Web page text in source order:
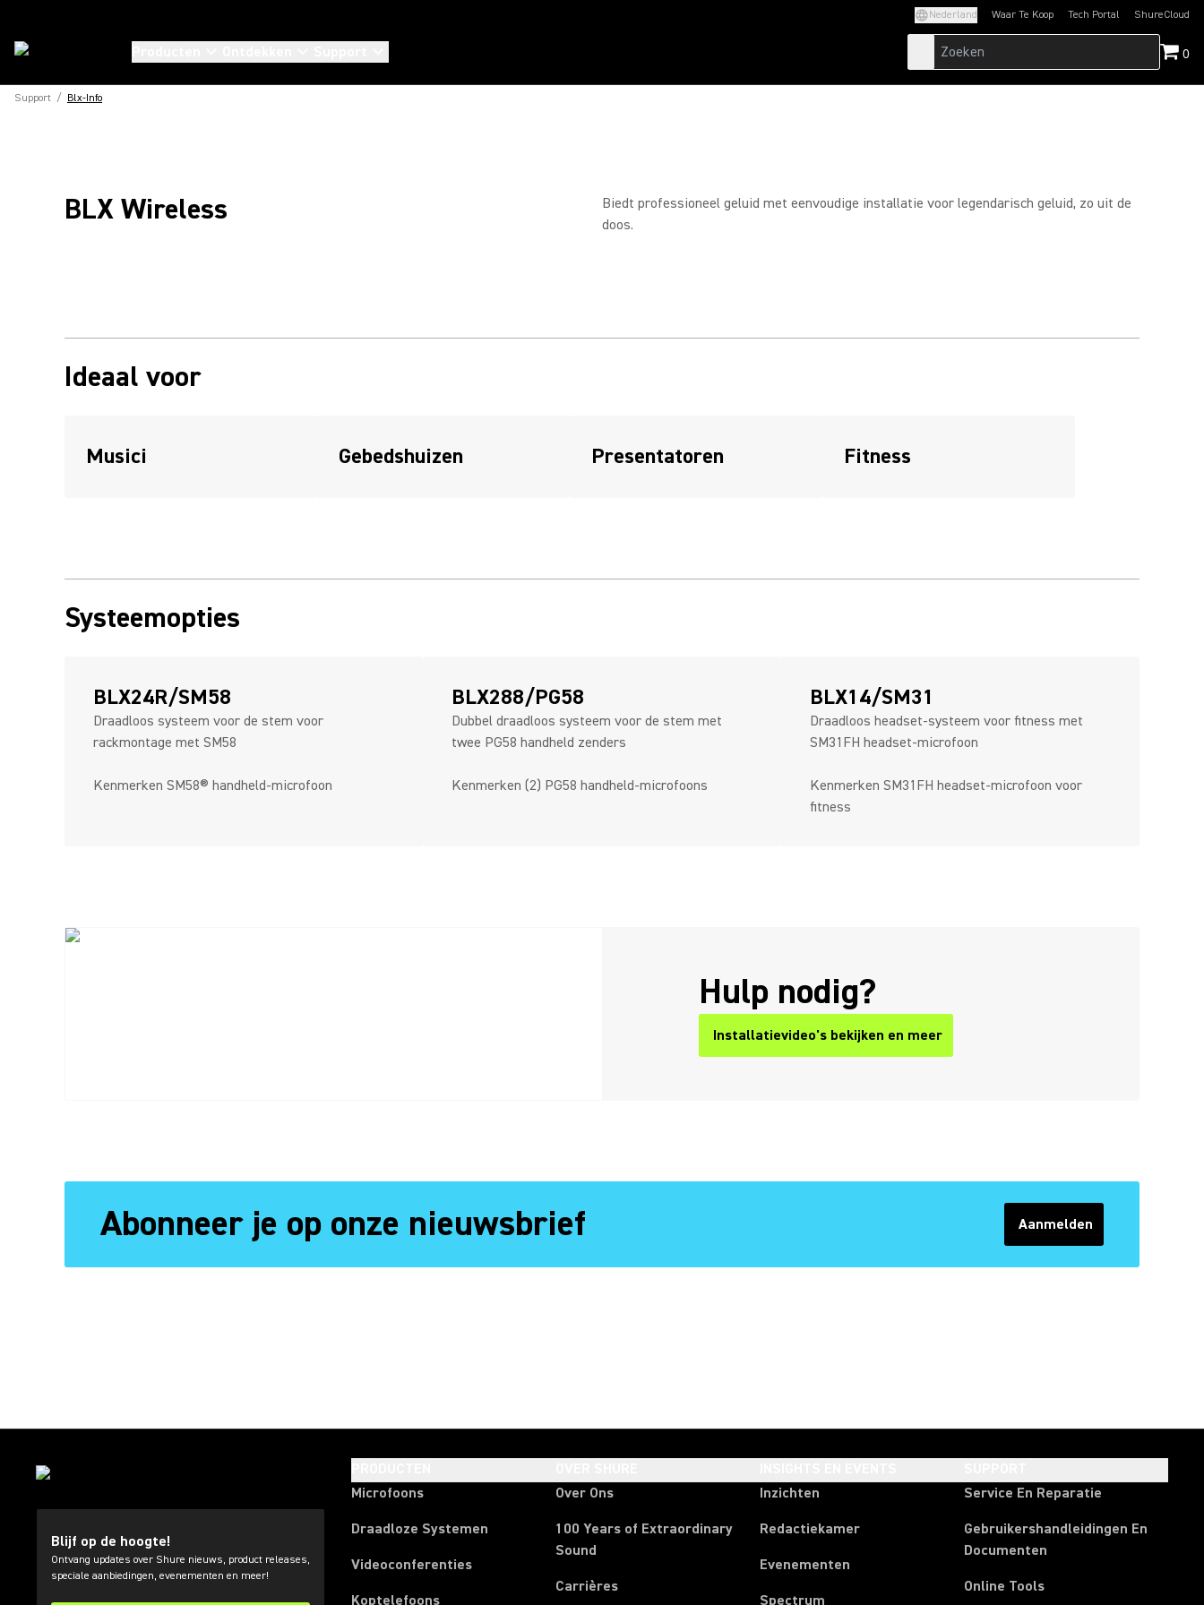
Nederland Waar Te Koop Tech Portal
(Opens in a new tab)ShureCloud
(Opens in a new
0
Support / Blx-Info
BLX Wireless
Biedt professioneel geluid met eenvoudige installatie voor legendarisch geluid, zo uit de
doos.
Ideaal voor
Musici Gebedshuizen Presentatoren Fitness
Systeemopties
BLX24R/SM58
Draadloos systeem voor de stem voor
rackmontage met SM58
Kenmerken SM58® handheld-microfoon
BLX288/PG58
Dubbel draadloos systeem voor de stem met
twee PG58 handheld zenders
Kenmerken (2) PG58 handheld-microfoons
BLX14/SM31
Draadloos headset-systeem voor fitness met
SM31FH headset-microfoon
Kenmerken SM31FH headset-microfoon voor
fitness
Hulp nodig?
Installatievideo's bekijken en meer
Abonneer je op onze nieuwsbrief Aanmelden
Blijf op de hoogte!
Ontvang updates over Shure nieuws, product releases,
speciale aanbiedingen, evenementen en meer!
Microfoons
Draadloze Systemen
Videoconferenties
Koptelefoons
Over Ons
100 Years of Extraordinary
Sound
Carrières
Inzichten
Redactiekamer
Evenementen
Spectrum
Service En Reparatie
Gebruikershandleidingen En
Documenten
Online Tools